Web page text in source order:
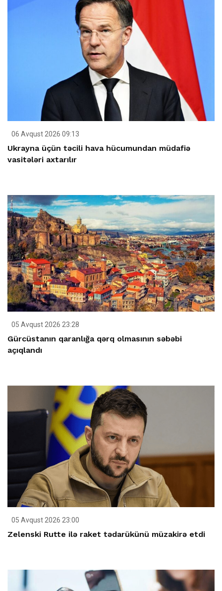
06 Avqust 2026 09:13
Ukrayna üçün təcili hava hücumundan müdafiə
vasitələri axtarılır
05 Avqust 2026 23:28
Gürcüstanın qaranlığa qərq olmasının səbəbi
açıqlandı
05 Avqust 2026 23:00
Zelenski Rutte ilə raket tədarükünü müzakirə etdi